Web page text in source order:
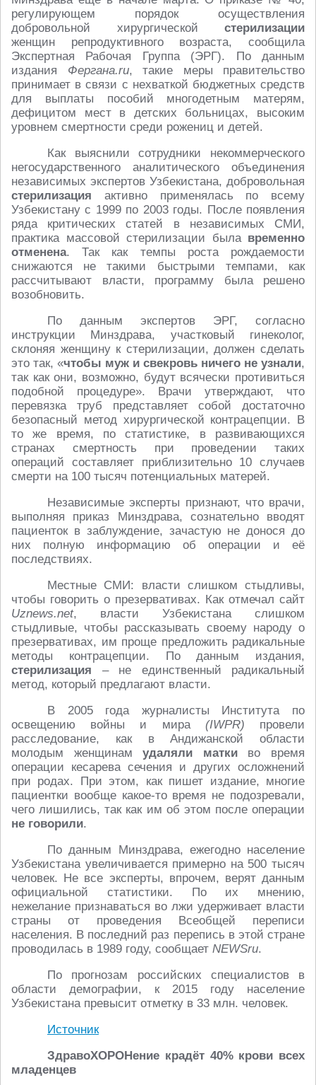
регулирующем порядок осуществления
добровольной хирургической стерилизации
женщин репродуктивного возраста, сообщила
Экспертная Рабочая Группа (ЭРГ). По данным
издания Фергана.ru, такие меры правительство
принимает в связи с нехваткой бюджетных средств
для выплаты пособий многодетным матерям,
дефицитом мест в детских больницах, высоким
уровнем смертности среди рожениц и детей.
Как выяснили сотрудники некоммерческого
негосударственного аналитического объединения
независимых экспертов Узбекистана, добровольная
стерилизация активно применялась по всему
Узбекистану с 1999 по 2003 годы. После появления
ряда критических статей в независимых СМИ,
практика массовой стерилизации была временно
отменена. Так как темпы роста рождаемости
снижаются не такими быстрыми темпами, как
рассчитывают власти, программу была решено
возобновить.
По данным экспертов ЭРГ, согласно
инструкции Минздрава, участковый гинеколог,
склоняя женщину к стерилизации, должен сделать
это так, «чтобы муж и свекровь ничего не узнали,
так как они, возможно, будут всячески противиться
подобной процедуре». Врачи утверждают, что
перевязка труб представляет собой достаточно
безопасный метод хирургической контрацепции. В
то же время, по статистике, в развивающихся
странах смертность при проведении таких
операций составляет приблизительно 10 случаев
смерти на 100 тысяч потенциальных матерей.
Независимые эксперты признают, что врачи,
выполняя приказ Минздрава, сознательно вводят
пациенток в заблуждение, зачастую не донося до
них полную информацию об операции и её
последствиях.
Местные СМИ: власти слишком стыдливы,
чтобы говорить о презервативах. Как отмечал сайт
Uznews.net, власти Узбекистана слишком
стыдливые, чтобы рассказывать своему народу о
презервативах, им проще предложить радикальные
методы контрацепции. По данным издания,
стерилизация – не единственный радикальный
метод, который предлагают власти.
В 2005 года журналисты Института по
освещению войны и мира (IWPR) провели
расследование, как в Андижанской области
молодым женщинамудаляли маткиво время
операции кесарева сечения и других осложнений
при родах. При этом, как пишет издание, многие
пациентки вообще какое-то время не подозревали,
чего лишились, так как им об этом после операции
не говорили.
По данным Минздрава, ежегодно население
Узбекистана увеличивается примерно на 500 тысяч
человек. Не все эксперты, впрочем, верят данным
официальной статистики. По их мнению,
нежелание признаваться во лжи удерживает власти
страны от проведения Всеобщей переписи
населения. В последний раз перепись в этой стране
проводилась в 1989 году, сообщает NEWSru.
По прогнозам российских специалистов в
области демографии, к 2015 году население
Узбекистана превысит отметку в 33 млн. человек.
Источник
ЗдравоХОРОНение крадёт 40% крови всех
младенцев